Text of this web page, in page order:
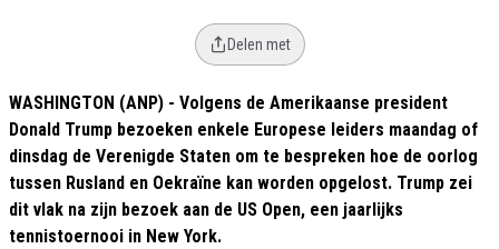
Delen met
WASHINGTON (ANP) - Volgens de Amerikaanse president
Donald Trump bezoeken enkele Europese leiders maandag of
dinsdag de Verenigde Staten om te bespreken hoe de oorlog
tussen Rusland en Oekraïne kan worden opgelost. Trump zei
dit vlak na zijn bezoek aan de US Open, een jaarlijks
tennistoernooi in New York.